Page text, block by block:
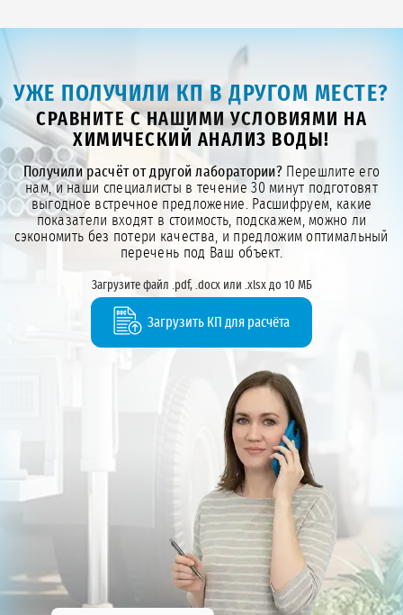
УЖЕ ПОЛУЧИЛИ КП В ДРУГОМ МЕСТЕ?
СРАВНИТЕ С НАШИМИ УСЛОВИЯМИ НА
ХИМИЧЕСКИЙ АНАЛИЗ ВОДЫ!
Получили расчёт от другой лаборатории? Перешлите его
нам, и наши специалисты в течение 30 минут подготовят
выгодное встречное предложение. Расшифруем, какие
показатели входят в стоимость, подскажем, можно ли
сэкономить без потери качества, и предложим оптимальный
перечень под Ваш объект.
Загрузите файл .pdf, .docx или .xlsx до 10 МБ
Загрузить КП для расчёта